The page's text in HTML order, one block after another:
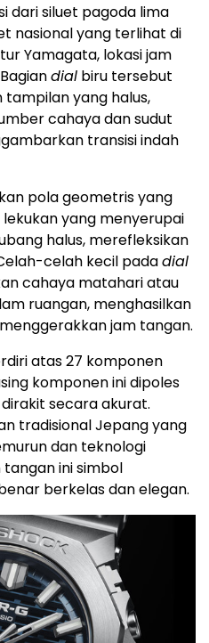
dari siluet pagoda lima
nasional yang terlihat di
Yamagata, lokasi jam
dial biru tersebut
yang halus,
cahaya dan sudut
transisi indah
pola geometris yang
yang menyerupai
halus, merefleksikan
celah kecil padadial
cahaya matahari atau
ruangan, menghasilkan
jam tangan.
atas 27 komponen
komponen ini dipoles
secara akurat.
tradisional Jepang yang
dan teknologi
ini simbol
berkelas dan elegan.